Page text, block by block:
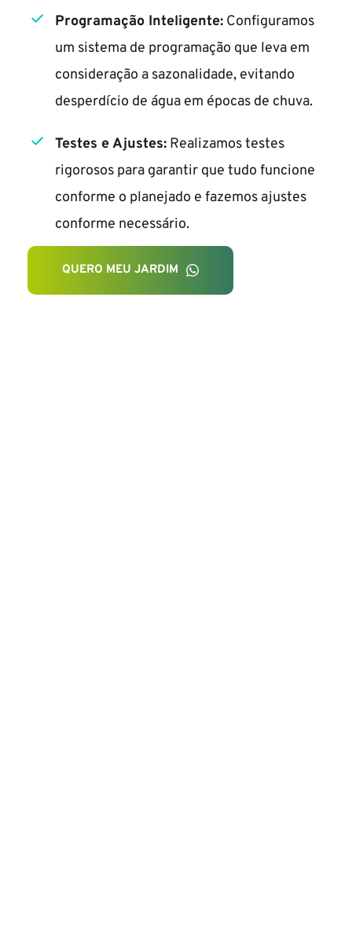
Programação Inteligente: Configuramos
um sistema de programação que leva em
consideração a sazonalidade, evitando
desperdício de água em épocas de chuva.
Testes e Ajustes: Realizamos testes
rigorosos para garantir que tudo funcione
conforme o planejado e fazemos ajustes
conforme necessário.
QUERO MEU JARDIM